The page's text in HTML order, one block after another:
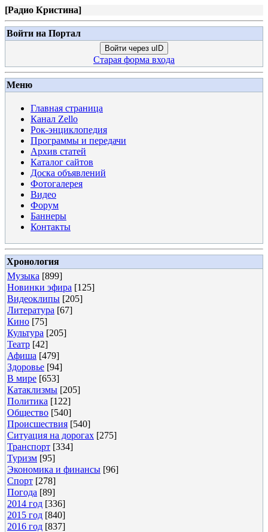
[Радио Кристина]
Войти на Портал
Войти через uID
Старая форма входа
Меню
Главная страница
Канал Zello
Рок-энциклопедия
Программы и передачи
Архив статей
Каталог сайтов
Доска объявлений
Фотогалерея
Видео
Форум
Баннеры
Контакты
Хронология
Музыка [899]
Новинки эфира [125]
Видеоклипы [205]
Литература [67]
Кино [75]
Культура [205]
Театр [42]
Афиша [479]
Здоровье [94]
В мире [653]
Катаклизмы [205]
Политика [122]
Общество [540]
Происшествия [540]
Ситуация на дорогах [275]
Транспорт [334]
Туризм [95]
Экономика и финансы [96]
Спорт [278]
Погода [89]
2014 год [336]
2015 год [840]
2016 год [837]